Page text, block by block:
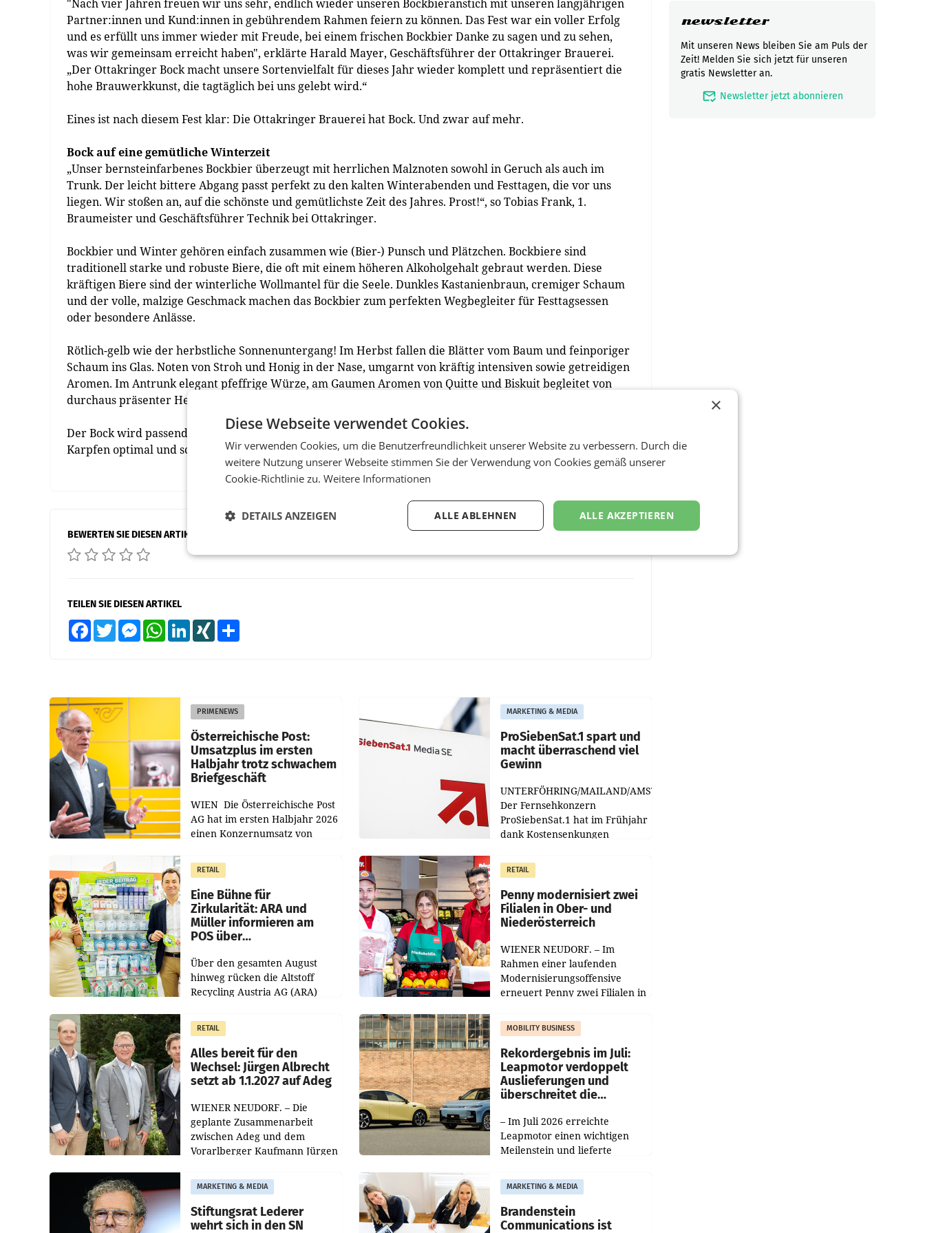
"Nach vier Jahren freuen wir uns sehr, endlich wieder unseren Bockbieranstich mit unseren langjährigen
Partner:innen und Kund:innen in gebührendem Rahmen feiern zu können. Das Fest war ein voller Erfolg
und es erfüllt uns immer wieder mit Freude, bei einem frischen Bockbier Danke zu sagen und zu sehen,
was wir gemeinsam erreicht haben", erklärte Harald Mayer, Geschäftsführer der Ottakringer Brauerei.
„Der Ottakringer Bock macht unsere Sortenvielfalt für dieses Jahr wieder komplett und repräsentiert die
hohe Brauwerkkunst, die tagtäglich bei uns gelebt wird.“
Eines ist nach diesem Fest klar: Die Ottakringer Brauerei hat Bock. Und zwar auf mehr.
Bock auf eine gemütliche Winterzeit
„Unser bernsteinfarbenes Bockbier überzeugt mit herrlichen Malznoten sowohl in Geruch als auch im
Trunk. Der leicht bittere Abgang passt perfekt zu den kalten Winterabenden und Festtagen, die vor uns
liegen. Wir stoßen an, auf die schönste und gemütlichste Zeit des Jahres. Prost!“, so Tobias Frank, 1.
Braumeister und Geschäftsführer Technik bei Ottakringer.
Bockbier und Winter gehören einfach zusammen wie (Bier-) Punsch und Plätzchen. Bockbiere sind
traditionell starke und robuste Biere, die oft mit einem höheren Alkoholgehalt gebraut werden. Diese
kräftigen Biere sind der winterliche Wollmantel für die Seele. Dunkles Kastanienbraun, cremiger Schaum
und der volle, malzige Geschmack machen das Bockbier zum perfekten Wegbegleiter für Festtagsessen
oder besondere Anlässe.
Rötlich-gelb wie der herbstliche Sonnenuntergang! Im Herbst fallen die Blätter vom Baum und feinporiger
Schaum ins Glas. Noten von Stroh und Honig in der Nase, umgarnt von kräftig intensiven sowie getreidigen
Aromen. Im Antrunk elegant pfeffrige Würze, am Gaumen Aromen von Quitte und Biskuit begleitet von
durchaus präsenter Herbe.
Der Bock wird passend, wenn es draußen kälter wird. Er begleitet deftige Speisen wie Gansl, Ente oder
Karpfen optimal und schmeckt auch perfekt zu süßen Nachspeisen.
BEWERTEN SIE DIESEN ARTIKEL
TEILEN SIE DIESEN ARTIKEL
FacebookTwitter MessengerWhatsAppLinkedInXING
PRIMENEWS
Österreichische Post:
Umsatzplus im ersten
Halbjahr trotz schwachem
Briefgeschäft
WIEN Die Österreichische Post
AG hat im ersten Halbjahr 2026
einen Konzernumsatz von
erwirtschaftet, was einem Plus
von 3,8 Prozent gegenüber
dem Vergleichszeitraum
MARKETING & MEDIA
ProSiebenSat.1 spart und
macht überraschend viel
Gewinn
UNTERFÖHRING/MAILAND/AMSTERDAM.
Der Fernsehkonzern
ProSiebenSat.1 hat im Frühjahr
dank Kostensenkungen
gemacht und die
Markterwartung deutlich
übertroffen.
RETAIL
Eine Bühne für
Zirkularität: ARA und
Müller informieren am
POS über
Über den gesamten August
hinweg rücken die Altstoff
Recycling Austria AG (ARA)
Müller die Initiative „Kreislauf-
Helden“ in allen
österreichischen Müller-Filialen
RETAIL
Penny modernisiert zwei
Filialen in Ober- und
Niederösterreich
WIENER NEUDORF. – Im
Rahmen einer laufenden
Modernisierungsoffensive
erneuert Penny zwei Filialen in
Die beiden Standorte liegen in
Haag sowie im rund
RETAIL
Alles bereit für den
Wechsel: Jürgen Albrecht
setzt ab 1.1.2027 auf Adeg
WIENER NEUDORF. – Die
geplante Zusammenarbeit
zwischen Adeg und dem
Vorarlberger Kaufmann Jürgen
freigegeben: Die
Bundeswettbewerbsbehörde
und der Bundeskartellanwalt
MOBILITY BUSINESS
Rekordergebnis im Juli:
Leapmotor verdoppelt
Auslieferungen und
überschreitet die
– Im Juli 2026 erreichte
Leapmotor einen wichtigen
Meilenstein und lieferte
aus, womit sich das Ergebnis
gegenüber Juli 2025 mehr als
verdoppelte (+102
MARKETING & MEDIA
Stiftungsrat Lederer
wehrt sich in den SN
MARKETING & MEDIA
Brandenstein
Communications ist
newsletter
Mit unseren News bleiben Sie am Puls der
Zeit! Melden Sie sich jetzt für unseren
gratis Newsletter an.
mark_email_read Newsletter jetzt abonnieren
×
Diese Webseite verwendet Cookies.
Wir verwenden Cookies, um die Benutzerfreundlichkeit unserer Website zu verbessern. Durch die
weitere Nutzung unserer Webseite stimmen Sie der Verwendung von Cookies gemäß unserer
Cookie-Richtlinie zu. Weitere Informationen
ALLE AKZEPTIEREN
ALLE ABLEHNEN
DETAILS ANZEIGEN